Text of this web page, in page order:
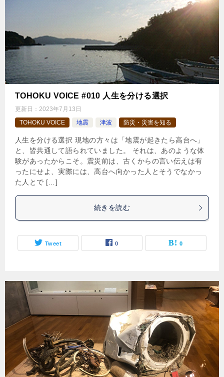
TOHOKU VOICE #010 人生を分ける選択
更新日： 2023年7月13日
TOHOKU VOICE
地震 津波 防災・災害を知る
人生を分ける選択 現地の方々は「地震が起きたら高台へ」
と、皆共通して語られていました。 それは、あのような体
験があったからこそ。震災前は、古くからの言い伝えは有
ったにせよ、実際には、高台へ向かった人とそうでなかっ
た人とで […]
続きを読む
Tweet 0 0